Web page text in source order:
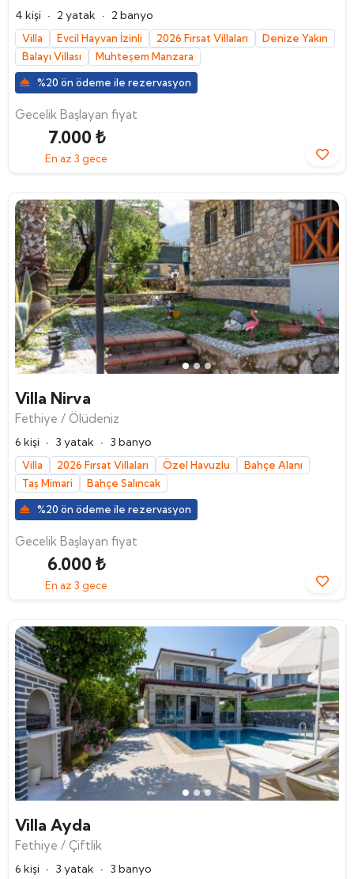
4 kişi · 2 yatak · 2 banyo
Villa Evcil Hayvan İzinli 2026 Fırsat Villaları
Denize Yakın
Balayı Villası
Muhteşem Manzara
%20 ön ödeme ile rezervasyon
Gecelik Başlayan fiyat
7.000 ₺
En az 3 gece
Villa Nirva
Fethiye / Ölüdeniz
6 kişi · 3 yatak · 3 banyo
Villa 2026 Fırsat Villaları Özel Havuzlu
Bahçe Alanı
Taş Mimari
Bahçe Salıncak
%20 ön ödeme ile rezervasyon
Gecelik Başlayan fiyat
6.000 ₺
En az 3 gece
Villa Ayda
Fethiye / Çiftlik
6 kişi · 3 yatak · 3 banyo